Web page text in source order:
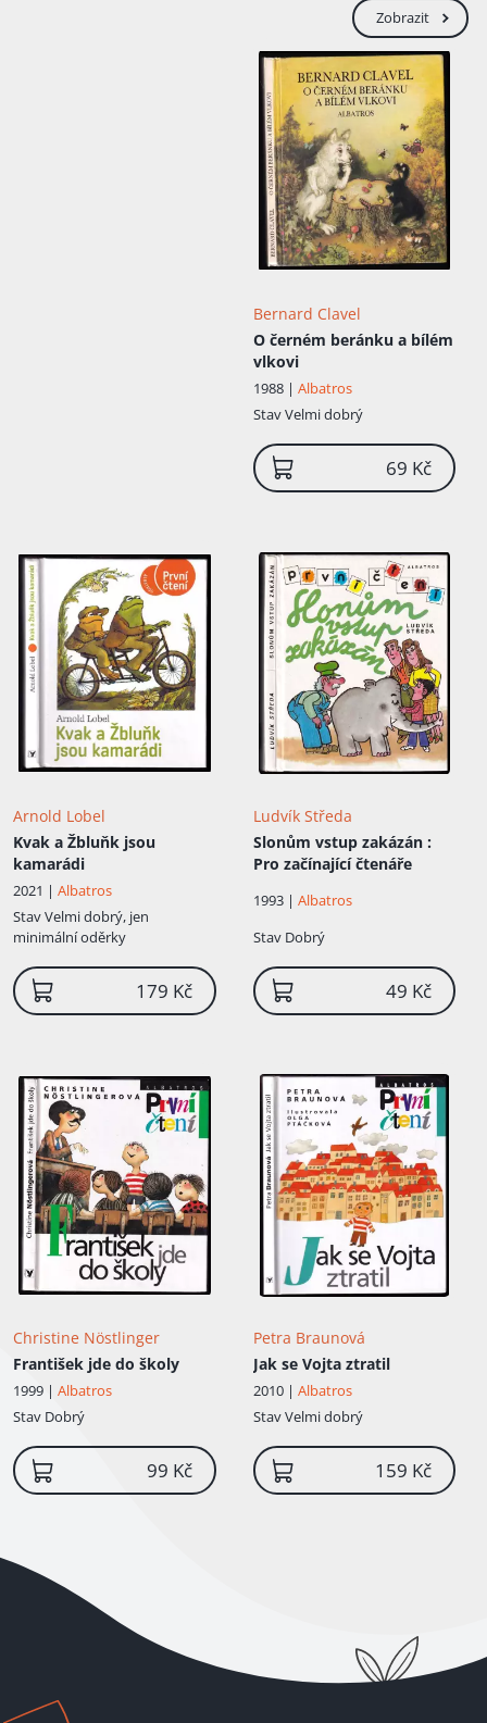
Zobrazit
Bernard Clavel
O černém beránku a bílém
vlkovi
1988 | Albatros
StavVelmi dobrý
69 Kč
Arnold Lobel
Kvak a Žbluňk jsou
kamarádi
2021 | Albatros
StavVelmi dobrý, jen
minimální oděrky
179 Kč
Ludvík Středa
Slonům vstup zakázán :
Pro začínající čtenáře
1993 | Albatros
Stav Dobrý
49 Kč
Christine Nöstlinger
František jde do školy
1999 | Albatros
Stav Dobrý
99 Kč
Petra Braunová
Jak se Vojta ztratil
2010 | Albatros
StavVelmi dobrý
159 Kč
Přidáno do košíku!